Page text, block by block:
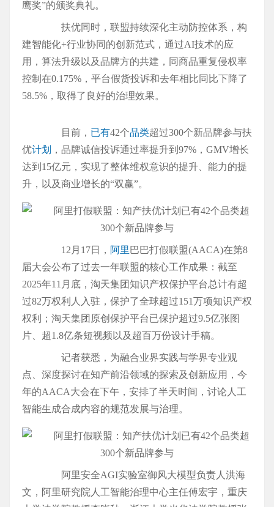
鹰奖”的颁奖典礼。
扶优同时，联盟持续深化主动防控体系，构
建智能化+行业协同的创新范式，通过AI技术的应
用，算法升级以及品牌方的共建，同商品重复侵权率
控制在0.175%，平台假货投诉和去年相比同比下降了
58.5%，取得了良好的治理效果。
目前， 已有42个品类超过300个新品牌参与扶
优计划
，品牌诚信投诉通过率提升到97%，GMV增长
达到15亿元，实现了整体维权意识的提升、能力的提
升，以及商业增长的“双赢”。
12月17日， 阿里 巴巴打假联盟(AACA)在第8
届大会公布了过去一年联盟的核心工作成果：截至
2025年11月底，淘天集团知识产权保护平台总计有超
过82万权利人入驻，保护了全球超过151万项知识产权
权利；淘天集团原创保护平台已保护超过9.5亿张图
片、超1.8亿条短视频以及超百万份设计手稿。
记者获悉，为融合业界实践与学界专业观
点、深度探讨在知产前沿领域的探索及创新应用，今
年的AACA大会在下午，安排了半天时间，讨论人工
智能生成合成内容的规范发展与治理。
阿里安全AGI实验室御风大模型负责人洪海
文，阿里研究院人工智能治理中心主任傅宏宇，重庆